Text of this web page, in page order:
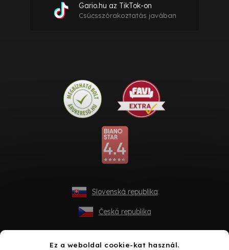
Ez a weboldal cookie-kat használ.
Gario.hu az TikTok-on
Csúcsszórakoztatás javában
Slovenská republika
Česká republika